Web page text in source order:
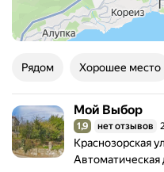
Рядом Хорошее место
Мой Выбор Мой Выбор
Рейтинг 1,9 из 5
1,9 нет отзывов
Адрес:
Краснозорская
Автоматическая